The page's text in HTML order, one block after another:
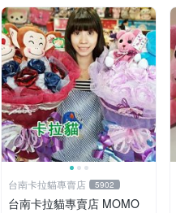
台南卡拉貓專賣店 5902
台南卡拉貓專賣店 MOMO